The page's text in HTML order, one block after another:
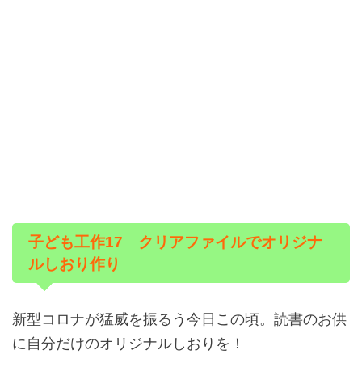
子ども工作17 クリアファイルでオリジナ
ルしおり作り
新型コロナが猛威を振るう今日この頃。読書のお供
に自分だけのオリジナルしおりを！